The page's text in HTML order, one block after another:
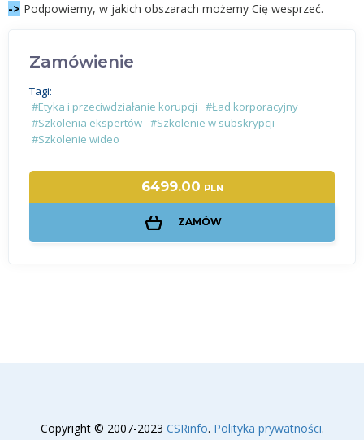
-> Podpowiemy, w jakich obszarach możemy Cię wesprzeć.
Zamówienie
Tagi:
#Etyka i przeciwdziałanie korupcji
#Ład korporacyjny
#Szkolenia ekspertów #Szkolenie w subskrypcji
#Szkolenie wideo
6499.00 PLN
ZAMÓW
Copyright © 2007-2023 CSRinfo. Polityka prywatności.